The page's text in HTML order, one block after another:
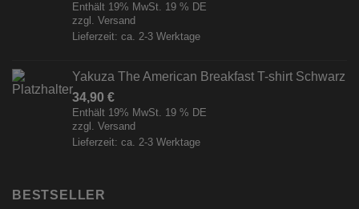
Enthält 19% MwSt. 19 % DE
zzgl. Versand
Lieferzeit: ca. 2-3 Werktage
Yakuza The American Breakfast T-shirt Schwarz
34,90 €
Enthält 19% MwSt. 19 % DE
zzgl. Versand
Lieferzeit: ca. 2-3 Werktage
BESTSELLER